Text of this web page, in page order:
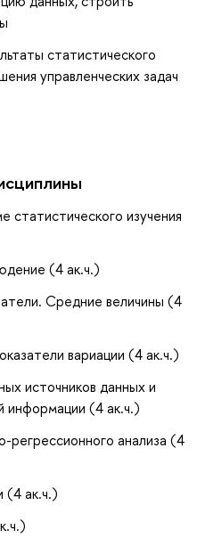
статистического
управленческих задач
изучения
(4 ак.ч.)
Средние величины (4
вариации (4 ак.ч.)
источников данных и
информации (4 ак.ч.)
анализа (4
(4 ак.ч.)